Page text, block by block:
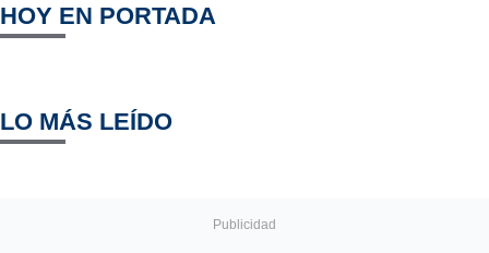
HOY EN PORTADA
LO MÁS LEÍDO